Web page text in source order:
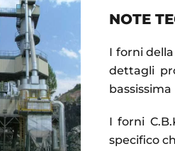
NOTE
I forni
dettagli
I forni
specifico